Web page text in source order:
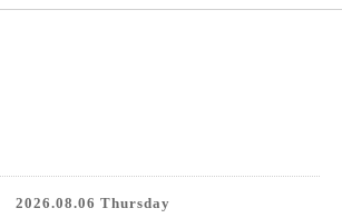
2026.08.06 Thursday